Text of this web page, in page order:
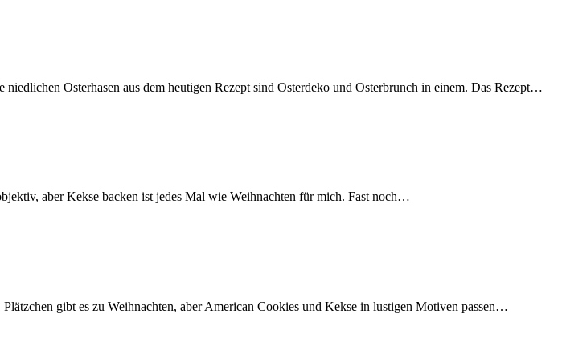
Osterhasen aus dem heutigen Rezept sind Osterdeko und Osterbrunch in einem. Das Rezept…
aber Kekse backen ist jedes Mal wie Weihnachten für mich. Fast noch…
gibt es zu Weihnachten, aber American Cookies und Kekse in lustigen Motiven passen…